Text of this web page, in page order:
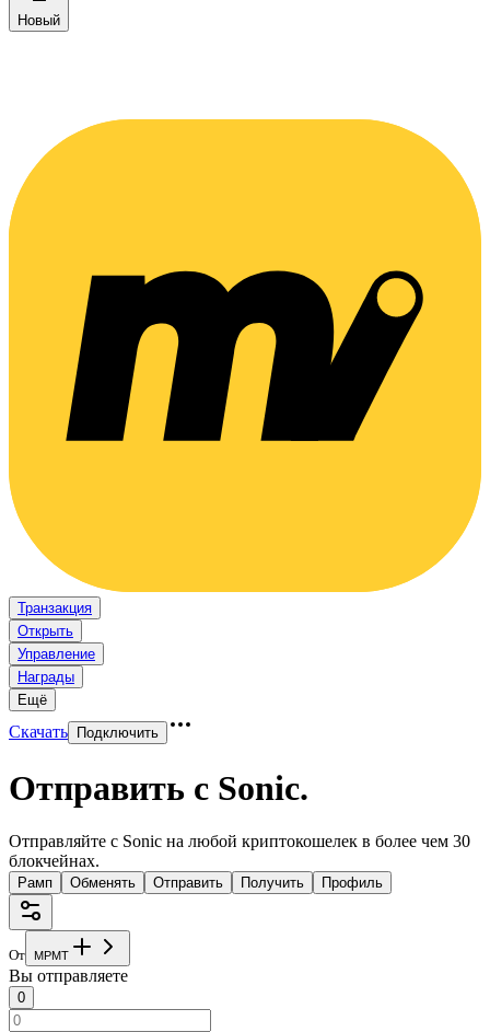
Новый
Транзакция
Открыть
Управление
Награды
Ещё
Скачать Подключить
Отправить с Sonic.
Отправляйте с Sonic на любой криптокошелек в более чем 30
блокчейнах.
Рамп Обменять Отправить Получить Профиль
От MPMT
Вы отправляете
0